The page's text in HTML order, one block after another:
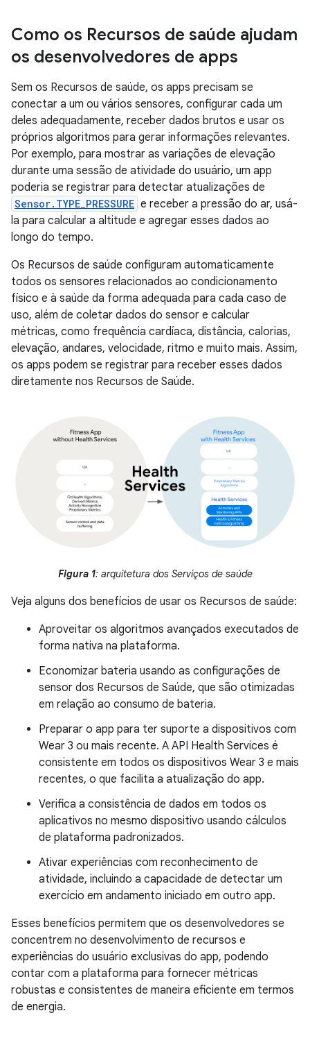
Como os Recursos de saúde ajudam
os desenvolvedores de apps
Sem os Recursos de saúde, os apps precisam se
conectar a um ou vários sensores, configurar cada um
deles adequadamente, receber dados brutos e usar os
próprios algoritmos para gerar informações relevantes.
Por exemplo, para mostrar as variações de elevação
durante uma sessão de atividade do usuário, um app
poderia se registrar para detectar atualizações de
Sensor.TYPE_PRESSURE e receber a pressão do ar, usá-
la para calcular a altitude e agregar esses dados ao
longo do tempo.
Os Recursos de saúde configuram automaticamente
todos os sensores relacionados ao condicionamento
físico e à saúde da forma adequada para cada caso de
uso, além de coletar dados do sensor e calcular
métricas, como frequência cardíaca, distância, calorias,
elevação, andares, velocidade, ritmo e muito mais. Assim,
os apps podem se registrar para receber esses dados
diretamente nos Recursos de Saúde.
Figura 1: arquitetura dos Serviços de saúde
Veja alguns dos benefícios de usar os Recursos de saúde:
Aproveitar os algoritmos avançados executados de
forma nativa na plataforma.
Economizar bateria usando as configurações de
sensor dos Recursos de Saúde, que são otimizadas
em relação ao consumo de bateria.
Preparar o app para ter suporte a dispositivos com
Wear 3 ou mais recente. A API Health Services é
consistente em todos os dispositivos Wear 3 e mais
recentes, o que facilita a atualização do app.
Verifica a consistência de dados em todos os
aplicativos no mesmo dispositivo usando cálculos
de plataforma padronizados.
Ativar experiências com reconhecimento de
atividade, incluindo a capacidade de detectar um
exercício em andamento iniciado em outro app.
Esses benefícios permitem que os desenvolvedores se
concentrem no desenvolvimento de recursos e
experiências do usuário exclusivas do app, podendo
contar com a plataforma para fornecer métricas
robustas e consistentes de maneira eficiente em termos
de energia.